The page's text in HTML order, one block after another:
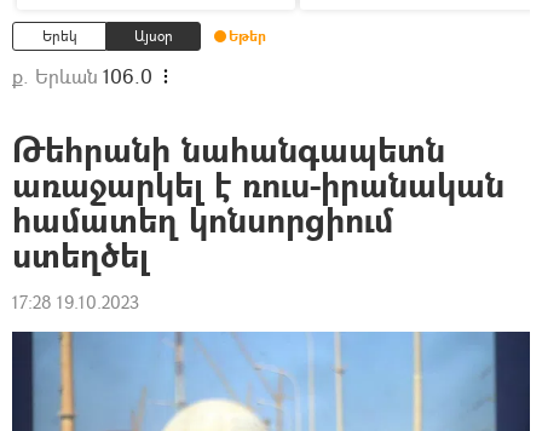
Երեկ Այսօր Եթեր
ք. Երևան 106.0
Թեհրանի նահանգապետն
առաջարկել է ռուս-իրանական
համատեղ կոնսորցիում
ստեղծել
17:28 19.10.2023